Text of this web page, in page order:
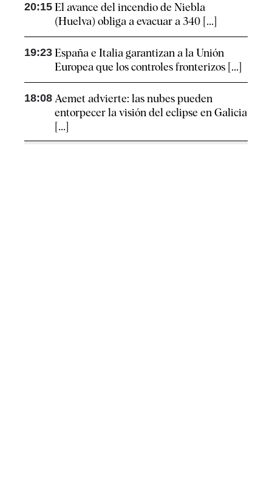
20:15 El avance del incendio de Niebla
(Huelva) obliga a evacuar a 340 [...]
19:23 España e Italia garantizan a la Unión
Europea que los controles fronterizos [...]
18:08 Aemet advierte: las nubes pueden
entorpecer la visión del eclipse en Galicia
[...]